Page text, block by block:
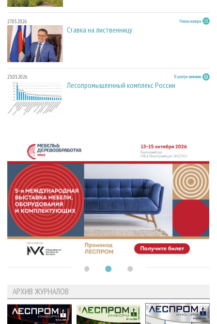
27.05.2026 Регион номера
Ставка на лиственницу
23.03.2026 В центре внимания
Лесопромышленный комплекс России
АРХИВ ЖУРНАЛОВ